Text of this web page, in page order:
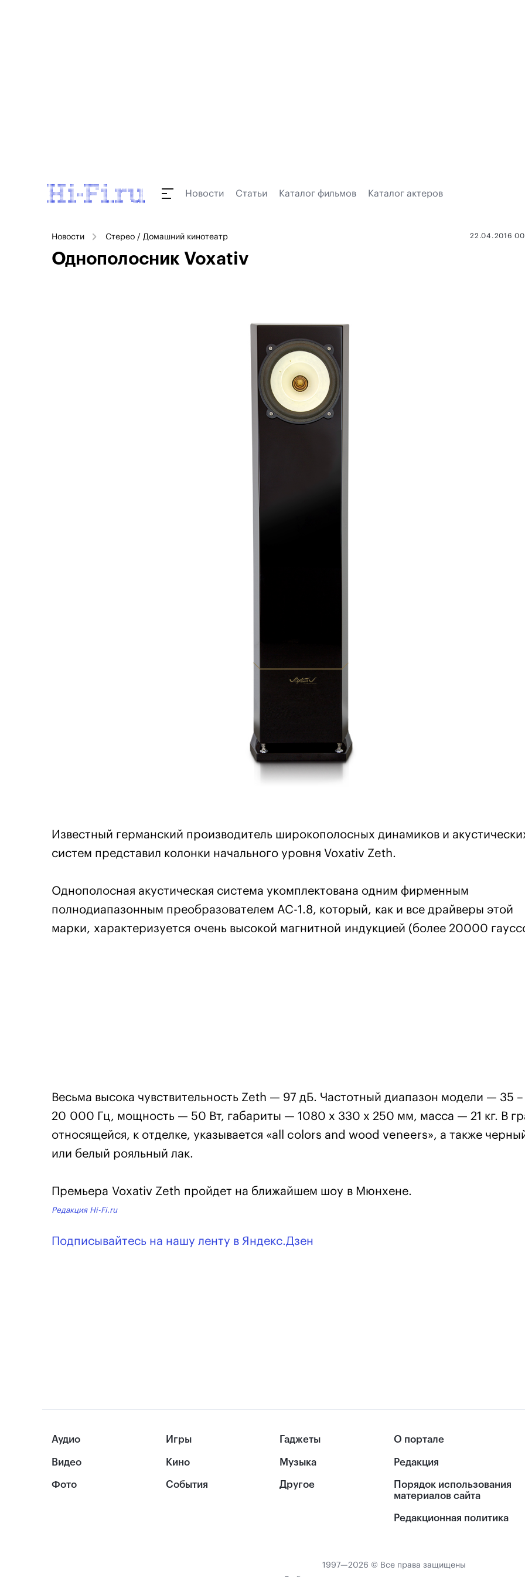
Новости Статьи Каталог фильмов Каталог актеров
Новости Стерео / Домашний кинотеатр 22.04.2016
Однополосник Voxativ
Известный германский производитель широкополосных динамиков и
систем представил колонки начального уровня Voxativ Zeth.
Однополосная акустическая система укомплектована одним фирменным
полнодиапазонным преобразователем AC-1.8, который, как и все драйверы этой
марки, характеризуется очень высокой магнитной индукцией (более 20000
Весьма высока чувствительность Zeth — 97 дБ. Частотный диапазон модели — 35 –
20 000 Гц, мощность — 50 Вт, габариты — 1080 х 330 х 250 мм, масса — 21 кг. В
относящейся, к отделке, указывается «all colors and wood veneers», а также
или белый рояльный лак.
Премьера Voxativ Zeth пройдет на ближайшем шоу в Мюнхене.
Редакция Hi-Fi.ru
Подписывайтесь на нашу ленту в Яндекс.Дзен
Аудио
Видео
Фото
Игры
Кино
События
Гаджеты
Музыка
Другое
О портале
Редакция
Порядок использования
материалов сайта
Редакционная политика
1997—2026 © Все права защищены